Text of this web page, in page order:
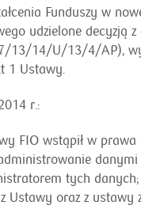
Funduszy w
udzielone decyzją
14/U/13/4/AP),
1 Ustawy.
r.:
FIO wstąpił w
danymi
tych danych;
Ustawy oraz z ustawy